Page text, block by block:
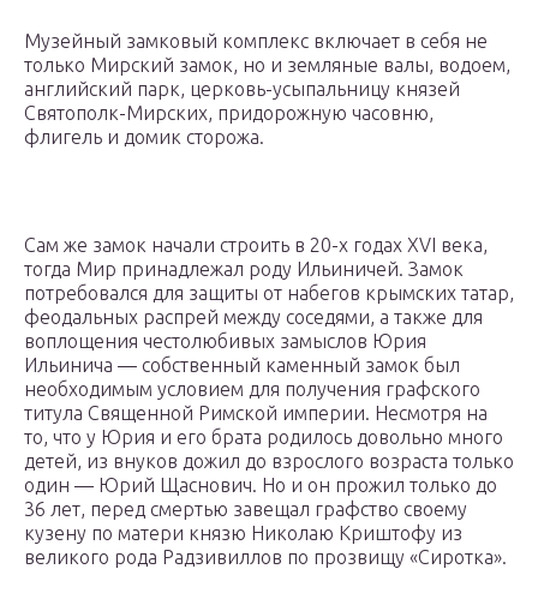
Музейный замковый комплекс включает в себя не
только Мирский замок, но и земляные валы, водоем,
английский парк, церковь-усыпальницу князей
Святополк-Мирских, придорожную часовню,
флигель и домик сторожа.
Сам же замок начали строить в 20-х годах XVI века,
тогда Мир принадлежал роду Ильиничей. Замок
потребовался для защиты от набегов крымских татар,
феодальных распрей между соседями, а также для
воплощения честолюбивых замыслов Юрия
Ильинича — собственный каменный замок был
необходимым условием для получения графского
титула Священной Римской империи. Несмотря на
то, что у Юрия и его брата родилось довольно много
детей, из внуков дожил до взрослого возраста только
один — Юрий Щаснович. Но и он прожил только до
36 лет, перед смертью завещал графство своему
кузену по матери князю Николаю Криштофу из
великого рода Радзивиллов по прозвищу «Сиротка».